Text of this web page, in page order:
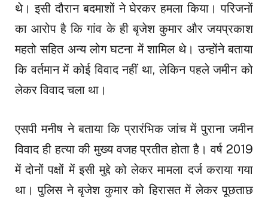
थे। इसी दौरान बदमाशों ने घेरकर हमला किया। परिजनों
का आरोप है कि गांव के ही बृजेश कुमार और जयप्रकाश
महतो सहित अन्य लोग घटना में शामिल थे। उन्होंने बताया
कि वर्तमान में कोई विवाद नहीं था, लेकिन पहले जमीन को
लेकर विवाद चला था।
एसपी मनीष ने बताया कि प्रारंभिक जांच में पुराना जमीन
विवाद ही हत्या की मुख्य वजह प्रतीत होता है। वर्ष 2019
में दोनों पक्षों में इसी मुद्दे को लेकर मामला दर्ज कराया गया
था। पुलिस ने बृजेश कुमार को हिरासत में लेकर पूछताछ